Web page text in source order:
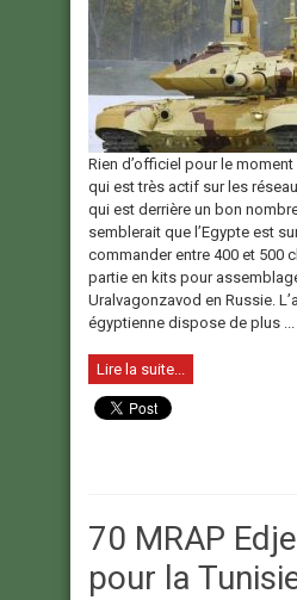
Rien d’officiel pour le
qui est très actif sur les
qui est derrière un bon
semblerait que l’Egypte est
commander entre 400 et 500
partie en kits pour
Uralvagonzavod en Russie.
égyptienne dispose de plus ...
Lire la suite...
70 MRAP
pour la